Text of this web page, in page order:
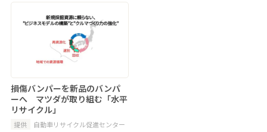
損傷バンパーを新品のバンパ
ーへ マツダが取り組む「水平
リサイクル」
提供 自動車リサイクル促進センター